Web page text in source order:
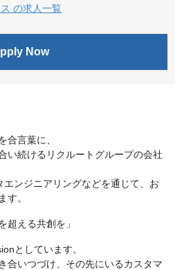
の求人一覧
Now
合言葉に、
い続けるリクルートグループの会社
ンジニアリングなどを通じて、お
す。
超える共創を」
としています。
合いつづけ、その先にいるカスタマ